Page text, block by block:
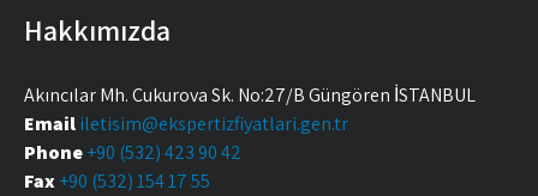
Hakkımızda
Akıncılar Mh. Çukurova Sk. No:27/B Güngören İSTANBUL
Emaililetisim@ekspertizfiyatlari.gen.tr
Phone+90 (532) 423 90 42
Fax+90 (532) 154 17 55